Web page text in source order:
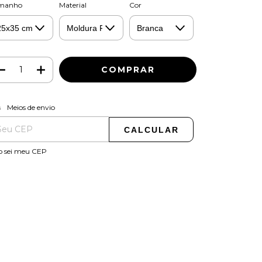
Material Cor
para o CEP:
Meios de envio
CALCULAR
sei meu CEP